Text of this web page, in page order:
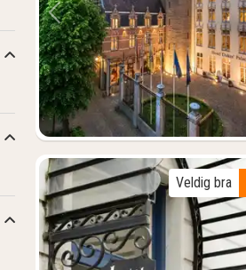
Forrige bilde
Veldig bra